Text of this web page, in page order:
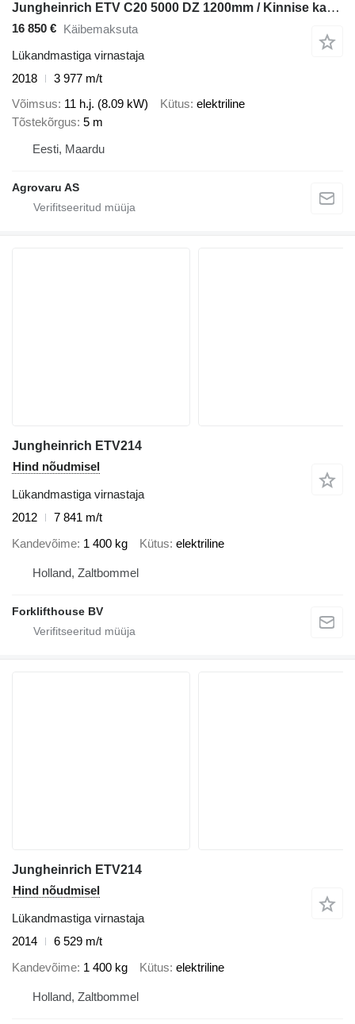
Jungheinrich ETV C20 5000 DZ 1200mm / Kinnise kabiiniga(ilma ukseta)
16 850 €
Käibemaksuta
Lükandmastiga virnastaja
2018
3 977 m/t
Võimsus 11 h.j. (8.09 kW) Kütus elektriline
Tõstekõrgus 5 m
Eesti, Maardu
Agrovaru AS
Jungheinrich ETV214
Hind nõudmisel
Lükandmastiga virnastaja
2012
7 841 m/t
Kandevõime 1 400 kg Kütus elektriline
Holland, Zaltbommel
Forklifthouse BV
Jungheinrich ETV214
Hind nõudmisel
Lükandmastiga virnastaja
2014
6 529 m/t
Kandevõime 1 400 kg Kütus elektriline
Holland, Zaltbommel